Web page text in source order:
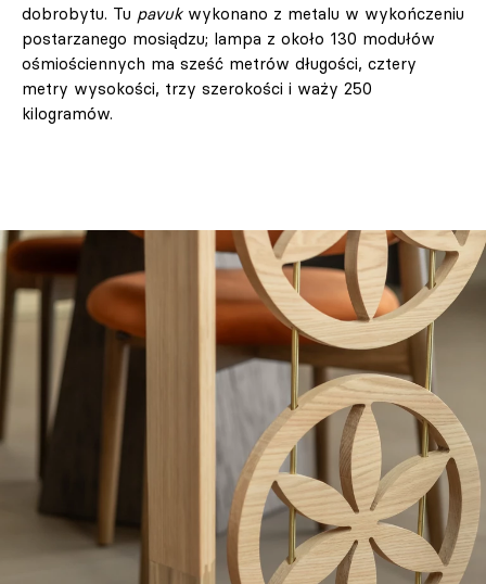
dobrobytu. Tu pavukwykonano z metalu w wykończeniu
postarzanego mosiądzu; lampa z około 130 modułów
ośmiościennych ma sześć metrów długości, cztery
metry wysokości, trzy szerokości i waży 250
kilogramów.